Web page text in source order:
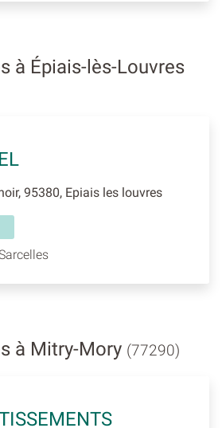
à Épiais-lès-Louvres
95380, Epiais les louvres
à Mitry-Mory (77290)